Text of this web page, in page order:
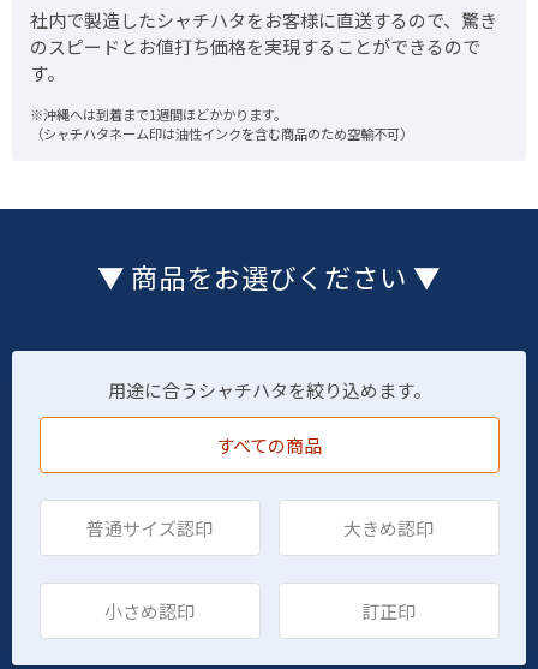
社内で製造したシャチハタをお客様に直送するので、驚き
のスピードとお値打ち価格を実現することができるので
す。
※沖縄へは到着まで1週間ほどかかります。
（シャチハタネーム印は油性インクを含む商品のため空輸不可）
▼ 商品をお選びください ▼
用途に合うシャチハタを絞り込めます。
すべての商品
普通サイズ認印 大きめ認印
小さめ認印 訂正印